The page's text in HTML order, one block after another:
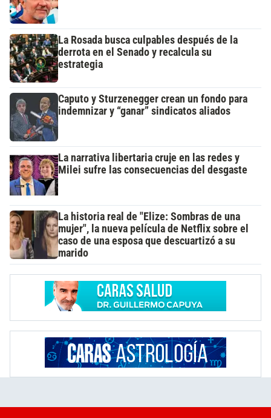
La Rosada busca culpables después de la
derrota en el Senado y recalcula su
estrategia
Caputo y Sturzenegger crean un fondo para
indemnizar y “ganar” sindicatos aliados
La narrativa libertaria cruje en las redes y
Milei sufre las consecuencias del desgaste
La historia real de "Elize: Sombras de una
mujer", la nueva película de Netflix sobre el
caso de una esposa que descuartizó a su
marido